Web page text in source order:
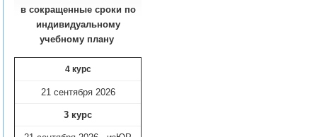
в сокращенные сроки по
индивидуальному
учебному плану​
4 курс
21 сентября 2026
3 курс